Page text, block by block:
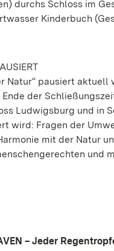
durchs Schloss im
Kinderbuch
Natur“ pausiert
der
Ludwigsburg und in
wird: Fragen der
mit der Natur
und
– Jeder